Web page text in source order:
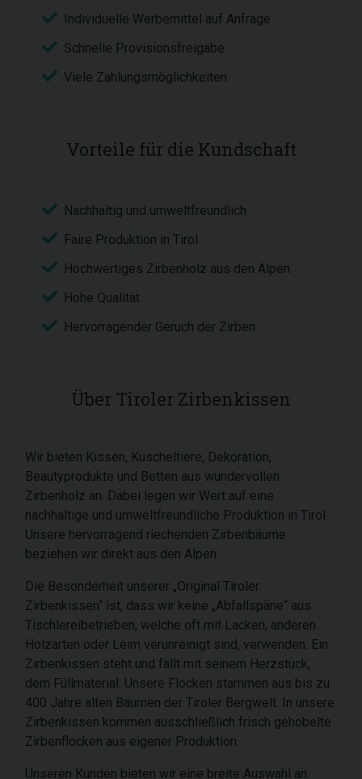
Individuelle Werbemittel auf Anfrage
Schnelle Provisionsfreigabe
Viele Zahlungsmöglichkeiten
Vorteile für die Kundschaft
Nachhaltig und umweltfreundlich
Faire Produktion in Tirol
Hochwertiges Zirbenholz aus den Alpen
Hohe Qualität
Hervorragender Geruch der Zirben
Über Tiroler Zirbenkissen
Wir bieten Kissen, Kuscheltiere, Dekoration,
Beautyprodukte und Betten aus wundervollen
Zirbenholz an. Dabei legen wir Wert auf eine
nachhaltige und umweltfreundliche Produktion in Tirol.
Unsere hervorragend riechenden Zirbenbäume
beziehen wir direkt aus den Alpen.
Die Besonderheit unserer „Original Tiroler
Zirbenkissen“ ist, dass wir keine „Abfallspäne“ aus
Tischlereibetrieben, welche oft mit Lacken, anderen
Holzarten oder Leim verunreinigt sind, verwenden. Ein
Zirbenkissen steht und fällt mit seinem Herzstück,
dem Füllmaterial. Unsere Flocken stammen aus bis zu
400 Jahre alten Bäumen der Tiroler Bergwelt. In unsere
Zirbenkissen kommen ausschließlich frisch gehobelte
Zirbenflocken aus eigener Produktion
Unseren Kunden bieten wir eine breite Auswahl an